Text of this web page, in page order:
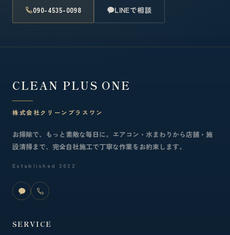
090-4535-0098 LINEで相談
CLEAN PLUS ONE
株式会社クリーンプラスワン
お掃除で、もっと素敵な毎日に。エアコン・水まわりから店舗・施
設清掃まで、完全自社施工で丁寧な作業をお約束します。
Established 2022
SERVICE